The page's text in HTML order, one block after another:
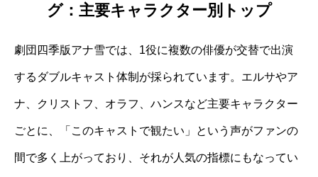
グ：主要キャラクター別トップ
劇団四季版アナ雪では、1役に複数の俳優が交替で出演
するダブルキャスト体制が採られています。エルサやア
ナ、クリストフ、オラフ、ハンスなど主要キャラクター
ごとに、「このキャストで観たい」という声がファンの
間で多く上がっており、それが人気の指標にもなってい